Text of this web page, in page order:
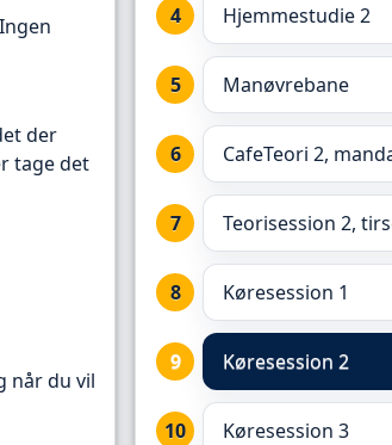
der
tage det
når du vil
Hjemmestudie 2
Manøvrebane
CafeTeori 2,
Teorisession 2,
Køresession 1
Køresession 2
Køresession 3